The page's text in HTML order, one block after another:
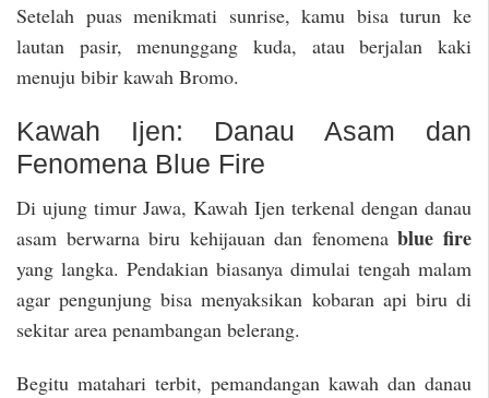
Setelah puas menikmati sunrise, kamu bisa turun ke
lautan pasir, menunggang kuda, atau berjalan kaki
menuju bibir kawah Bromo.
Kawah Ijen: Danau Asam dan
Fenomena Blue Fire
Di ujung timur Jawa, Kawah Ijen terkenal dengan danau
asam berwarna biru kehijauan dan fenomenablue fire
yang langka. Pendakian biasanya dimulai tengah malam
agar pengunjung bisa menyaksikan kobaran api biru di
sekitar area penambangan belerang.
Begitu matahari terbit, pemandangan kawah dan danau